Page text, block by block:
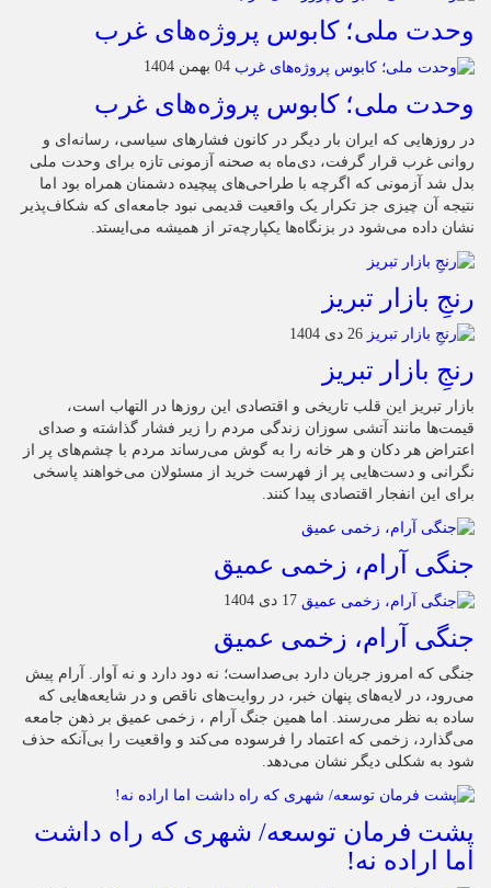
وحدت ملی؛ کابوس پروژه‌های غرب
04 بهمن 1404
وحدت ملی؛ کابوس پروژه‌های غرب
در روزهایی که ایران بار دیگر در کانون فشارهای سیاسی، رسانه‌ای و
روانی غرب قرار گرفت، دی‌ماه به صحنه آزمونی تازه برای وحدت ملی
بدل شد آزمونی که اگرچه با طراحی‌های پیچیده دشمنان همراه بود اما
نتیجه آن چیزی جز تکرار یک واقعیت قدیمی نبود جامعه‌ای که شکاف‌پذیر
نشان داده می‌شود در بزنگاه‌ها یکپارچه‌تر از همیشه می‌ایستد.
رنجِ بازار تبریز
26 دی 1404
رنجِ بازار تبریز
بازار تبریز این قلب تاریخی و اقتصادی این روزها در التهاب است،
قیمت‌ها مانند آتشی سوزان زندگی مردم را زیر فشار گذاشته و صدای
اعتراض هر دکان و هر خانه را به گوش می‌رساند مردم با چشم‌های پر از
نگرانی و دست‌هایی پر از فهرست خرید از مسئولان می‌خواهند پاسخی
برای این انفجار اقتصادی پیدا کنند.
جنگی آرام، زخمی عمیق
17 دی 1404
جنگی آرام، زخمی عمیق
جنگی که امروز جریان دارد بی‌صداست؛ نه دود دارد و نه آوار. آرام پیش
می‌رود، در لایه‌های پنهان خبر، در روایت‌های ناقص و در شایعه‌هایی که
ساده به نظر می‌رسند. اما همین جنگ آرام ، زخمی عمیق بر ذهن جامعه
می‌گذارد، زخمی که اعتماد را فرسوده می‌کند و واقعیت را بی‌آنکه حذف
شود به شکلی دیگر نشان می‌دهد.
پشت فرمان توسعه/ شهری که راه داشت
اما اراده نه!